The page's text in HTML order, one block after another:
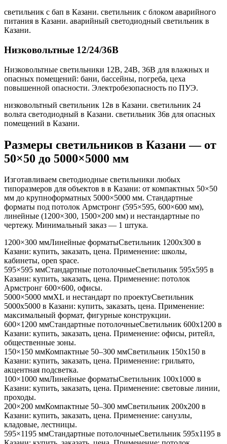
светильник с бап в Казани. светильник с блоком аварийного
питания в Казани. аварийный светодиодный светильник в
Казани.
Низковольтные 12/24/36В
Низковольтные светильники 12В, 24В, 36В для влажных и
опасных помещений: бани, бассейны, погреба, цеха
повышенной опасности. Электробезопасность по ПУЭ.
низковольтный светильник 12в в Казани. светильник 24
вольта светодиодный в Казани. светильник 36в для опасных
помещений в Казани.
Размеры светильников в Казани— от
50×50 до 5000×5000 мм
Изготавливаем светодиодные светильники любых
типоразмеров для объектов в в Казани: от компактных 50×50
мм до крупноформатных 5000×5000 мм. Стандартные
форматы под потолок Армстронг (595×595, 600×600 мм),
линейные (1200×300, 1500×200 мм) и нестандартные по
чертежу. Минимальный заказ — 1 штука.
1200×300 ммЛинейные форматыСветильник 1200x300 в
Казани: купить, заказать, цена. Применение: школы,
кабинеты, open space.
595×595 ммСтандартные потолочныеСветильник 595x595 в
Казани: купить, заказать, цена. Применение: потолок
Армстронг 600×600, офисы.
5000×5000 ммXL и нестандарт по проектуСветильник
5000x5000 в Казани: купить, заказать, цена. Применение:
максимальный формат, фигурные конструкции.
600×1200 ммСтандартные потолочныеСветильник 600x1200 в
Казани: купить, заказать, цена. Применение: офисы, ритейл,
общественные зоны.
150×150 ммКомпактные 50–300 ммСветильник 150x150 в
Казани: купить, заказать, цена. Применение: грильято,
акцентная подсветка.
100×1000 ммЛинейные форматыСветильник 100x1000 в
Казани: купить, заказать, цена. Применение: световые линии,
проходы.
200×200 ммКомпактные 50–300 ммСветильник 200x200 в
Казани: купить, заказать, цена. Применение: санузлы,
кладовые, лестницы.
595×1195 ммСтандартные потолочныеСветильник 595x1195 в